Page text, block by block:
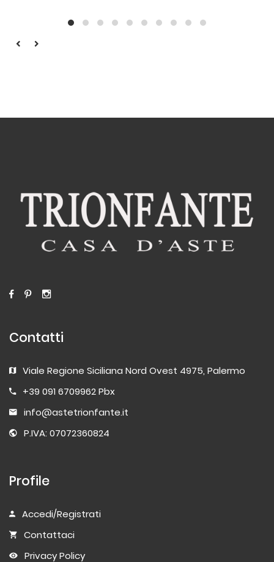
Contatti
Viale Regione Siciliana Nord Ovest 4975, Palermo
+39 091 6709962 Pbx
info@astetrionfante.it
P.IVA: 07072360824
Profile
Accedi/Registrati
Contattaci
Privacy Policy